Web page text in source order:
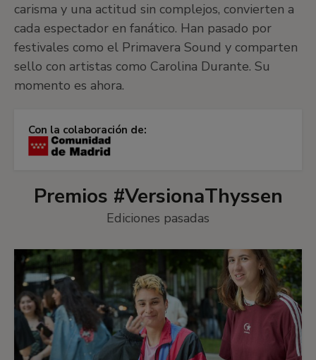
carisma y una actitud sin complejos, convierten a
cada espectador en fanático. Han pasado por
festivales como el Primavera Sound y comparten
sello con artistas como Carolina Durante. Su
momento es ahora.
Con la colaboración de:
Premios #VersionaThyssen
Ediciones pasadas